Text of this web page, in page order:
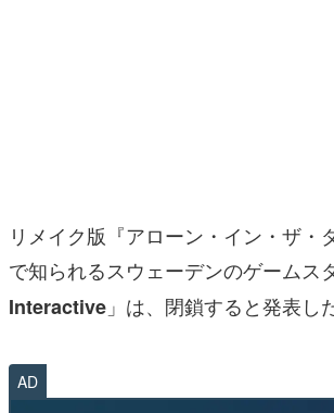
アプリレビュー
その他
運営：株式会社マレ
リメイク版『アローン・イン・ザ・
で知られるスウェーデンのゲームス
Interactive 」は、閉鎖すると発表した
AD